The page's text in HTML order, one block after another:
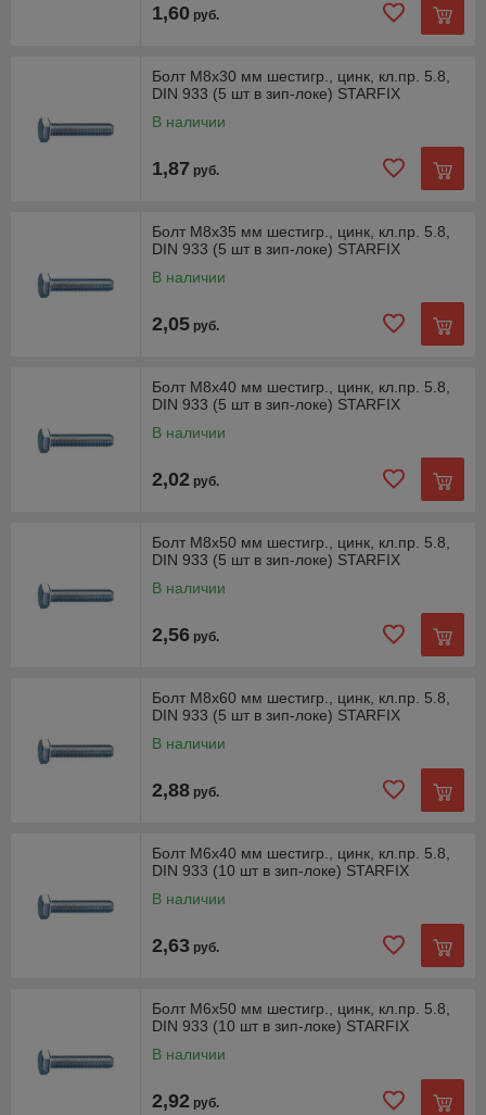
1,60 руб.
Болт М8х30 мм шестигр., цинк, кл.пр. 5.8,
DIN 933 (5 шт в зип-локе) STARFIX
В наличии
1,87 руб.
Болт М8х35 мм шестигр., цинк, кл.пр. 5.8,
DIN 933 (5 шт в зип-локе) STARFIX
В наличии
2,05 руб.
Болт М8х40 мм шестигр., цинк, кл.пр. 5.8,
DIN 933 (5 шт в зип-локе) STARFIX
В наличии
2,02 руб.
Болт М8х50 мм шестигр., цинк, кл.пр. 5.8,
DIN 933 (5 шт в зип-локе) STARFIX
В наличии
2,56 руб.
Болт М8х60 мм шестигр., цинк, кл.пр. 5.8,
DIN 933 (5 шт в зип-локе) STARFIX
В наличии
2,88 руб.
Болт М6х40 мм шестигр., цинк, кл.пр. 5.8,
DIN 933 (10 шт в зип-локе) STARFIX
В наличии
2,63 руб.
Болт М6х50 мм шестигр., цинк, кл.пр. 5.8,
DIN 933 (10 шт в зип-локе) STARFIX
В наличии
2,92 руб.